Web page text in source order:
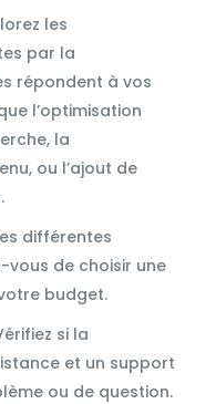
les
par la
répondent à vos
l’optimisation
la
ou l’ajout de
différentes
vous de choisir une
budget.
si la
et un support
ou de question.